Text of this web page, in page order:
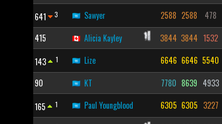
641 3 Sawyer 2588 2588
478
415
Alicia Kayley 3844 3844 1532
143 1 Lize 6646 6646 5540
90
KT 7780 8639 4933
165 1 Paul Youngblood 6305 6305 3227